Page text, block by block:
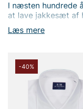
Læs mere
I næsten hundrede
at lave jakkesæt af
pasform. Ved at
verdens bedste
alle anledninger,
den dag, hvor du
ud, din
bedst klædte
anden lejlighed.
-40%